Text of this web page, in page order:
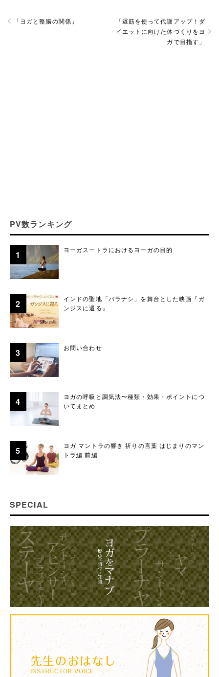
「遅筋を使って代謝アップ！ダ
イエットに向けた体づくりをヨ
ガで目指す 」
「ヨガと整腸の関係 」
PV数ランキング
ヨーガスートラにおけるヨーガの目的
インドの聖地「バラナシ」を舞台とした映画『ガ
ンジスに還る』
お問い合わせ
ヨガの呼吸と調気法〜種類・効果・ポイントにつ
いてまとめ
ヨガ マントラの響き 祈りの言葉 はじまりのマン
トラ編 前編
SPECIAL